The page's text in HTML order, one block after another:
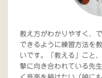
教え方がわかりやすく、
できるように練習方法を
いです。「教える」こと
摯に向き合われている先